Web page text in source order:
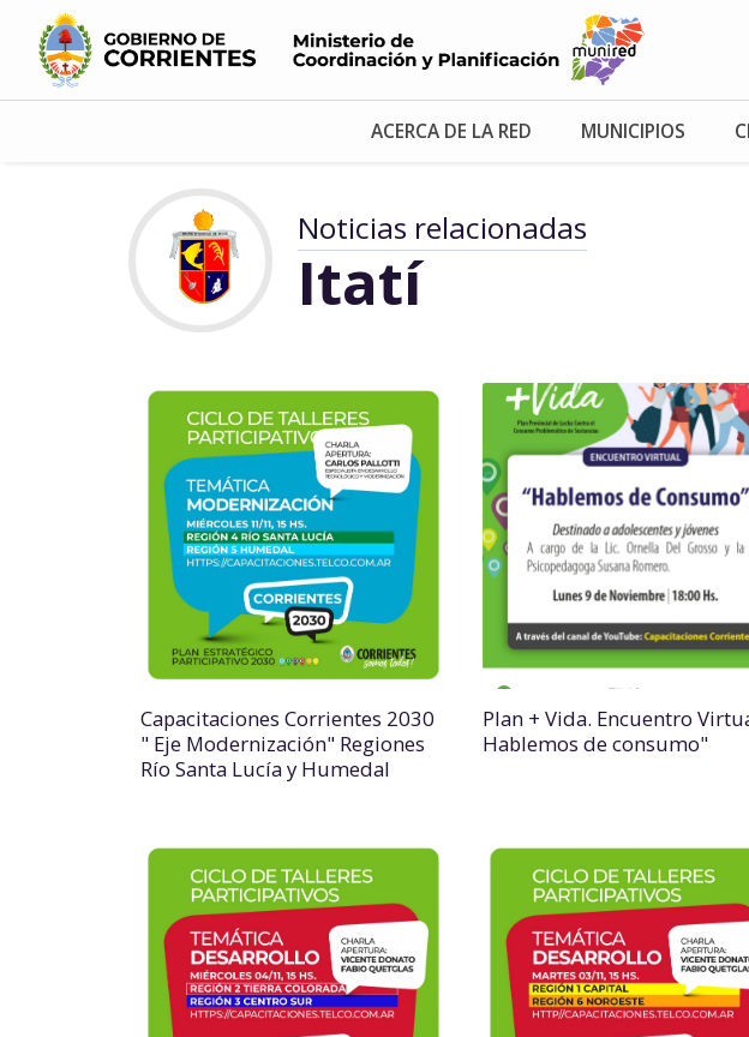
ACERCA DE LA RED MUNICIPIOS
Noticias relacionadas
Itatí
Capacitaciones Corrientes 2030
" Eje Modernización" Regiones
Río Santa Lucía y Humedal
Plan + Vida. Encuentro
Hablemos de consumo"